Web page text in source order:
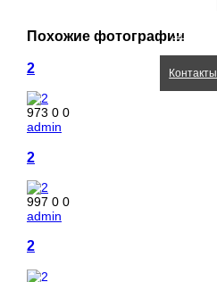
О нас
Контакты
Похожие фотографии
2
973 0 0
admin
2
997 0 0
admin
2